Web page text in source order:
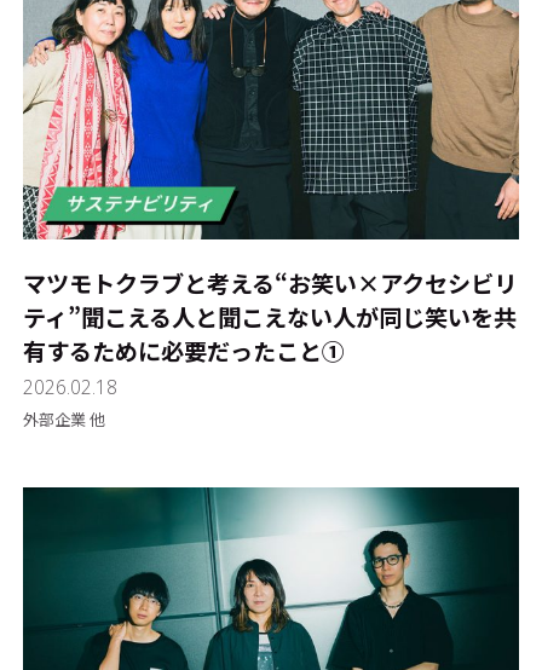
マツモトクラブと考える“お笑い×アクセシビリ
ティ”――聞こえる人と聞こえない人が同じ笑いを共
有するために必要だったこと①
2026.02.18
外部企業 他